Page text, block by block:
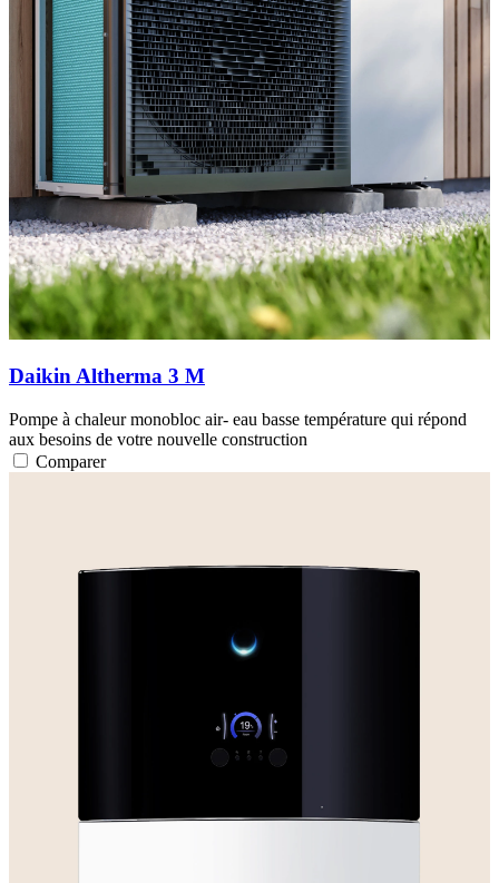
Daikin Altherma 3 M
Pompe à chaleur monobloc air- eau basse température qui répond
aux besoins de votre nouvelle construction
Comparer